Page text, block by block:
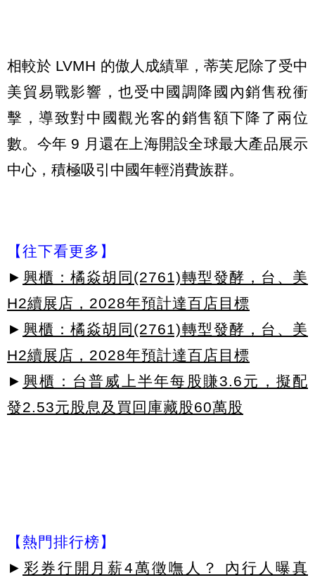
相較於 LVMH 的傲人成績單，蒂芙尼除了受中
美貿易戰影響，也受中國調降國內銷售稅衝
擊，導致對中國觀光客的銷售額下降了兩位
數。今年 9 月還在上海開設全球最大產品展示
中心，積極吸引中國年輕消費族群。
【往下看更多】
► 興櫃：橘焱胡同(2761)轉型發酵，台、美
H2續展店，2028年預計達百店目標
► 興櫃：橘焱胡同(2761)轉型發酵，台、美
H2續展店，2028年預計達百店目標
► 興櫃：台普威上半年每股賺3.6元，擬配
發2.53元股息及買回庫藏股60萬股
【熱門排行榜】
► 彩券行開月薪4萬徵嘸人？ 內行人曝真